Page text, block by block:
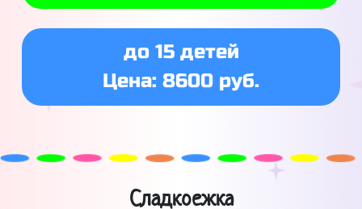
до 15 детей
Цена: 8600 руб.
Сладкоежка